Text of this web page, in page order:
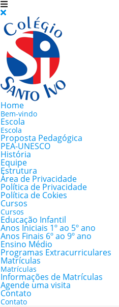
Home
Bem-vindo
Escola
Escola
Proposta Pedagógica
PEA-UNESCO
História
Equipe
Estrutura
Área de Privacidade
Política de Privacidade
Política de Cokies
Cursos
Cursos
Educação Infantil
Anos Iniciais 1º ao 5º ano
Anos Finais 6º ao 9º ano
Ensino Médio
Programas Extracurriculares
Matrículas
Matrículas
Informações de Matrículas
Agende uma visita
Contato
Contato